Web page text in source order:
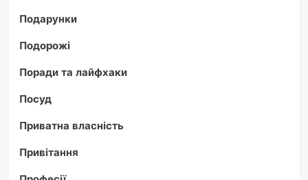
Подарунки
Подорожі
Поради та лайфхаки
Посуд
Приватна власність
Привітання